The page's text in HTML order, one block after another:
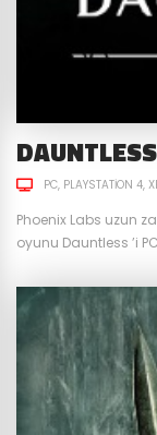
DAUNTLESS
PC PLAYSTATION 4
Phoenix Labs uzun
oyunu Dauntless ’i
beklentileri
de çok önemli bir rol
yenileyen,